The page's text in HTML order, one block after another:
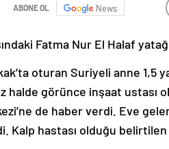
ABONE OL News
Fatma Nur El Halaf
oturan Suriyeli anne 1,5
halde görünce inşaat ustası
de haber verdi. Eve
Kalp hastası olduğu